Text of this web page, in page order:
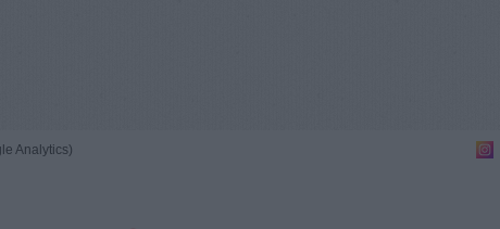
Analytics)